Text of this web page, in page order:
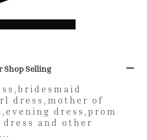
Shop Selling
dress,mother of
dress,prom
and other